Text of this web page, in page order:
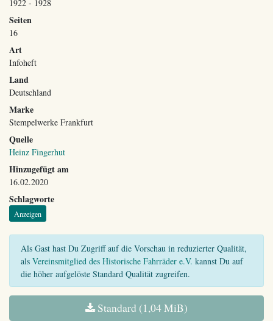
1922 - 1928
Seiten
16
Art
Infoheft
Land
Deutschland
Marke
Stempelwerke Frankfurt
Quelle
Heinz Fingerhut
Hinzugefügt am
16.02.2020
Schlagworte
Anzeigen
Als Gast hast Du Zugriff auf die Vorschau in reduzierter Qualität,
als Vereinsmitglied des Historische Fahrräder e.V. kannst Du auf
die höher aufgelöste Standard Qualität zugreifen.
Standard (1,04 MiB)